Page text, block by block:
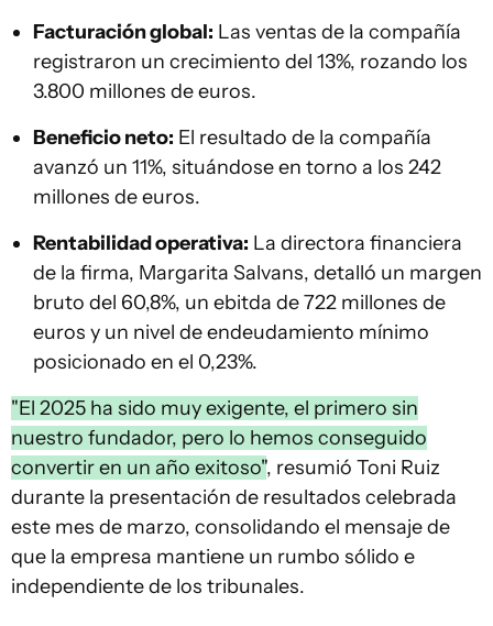
Facturación global: Las ventas de la compañía
registraron un crecimiento del 13%, rozando los
3.800 millones de euros.
Beneficio neto: El resultado de la compañía
avanzó un 11%, situándose en torno a los 242
millones de euros.
Rentabilidad operativa: La directora financiera
de la firma, Margarita Salvans, detalló un margen
bruto del 60,8%, un ebitda de 722 millones de
euros y un nivel de endeudamiento mínimo
posicionado en el 0,23%.
"El 2025 ha sido muy exigente, el primero sin
nuestro fundador, pero lo hemos conseguido
convertir en un año exitoso", resumió Toni Ruiz
durante la presentación de resultados celebrada
este mes de marzo, consolidando el mensaje de
que la empresa mantiene un rumbo sólido e
independiente de los tribunales.